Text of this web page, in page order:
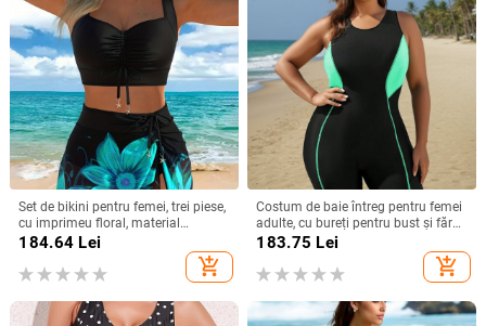
Set de bikini pentru femei, trei piese,
cu imprimeu floral, material
poliester, cupe căptușite, fără
184.64 Lei
add_shopping_cart
Costum de baie întreg pentru femei
adulte, cu bureți pentru bust și fără
suport metalic, uscare rapidă,
183.75 Lei
add_shopping_cart